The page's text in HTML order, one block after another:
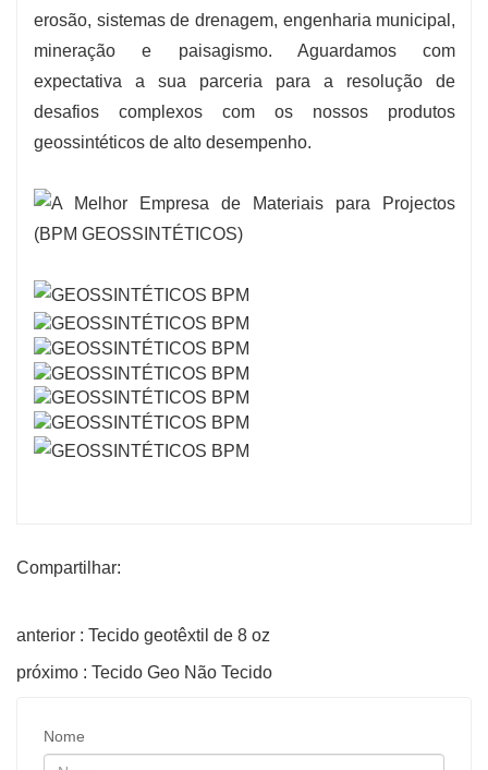
erosão, sistemas de drenagem, engenharia municipal,
mineração e paisagismo. Aguardamos com
expectativa a sua parceria para a resolução de
desafios complexos com os nossos produtos
geossintéticos de alto desempenho.
Compartilhar:
anterior : Tecido geotêxtil de 8 oz
próximo : Tecido Geo Não Tecido
Nome